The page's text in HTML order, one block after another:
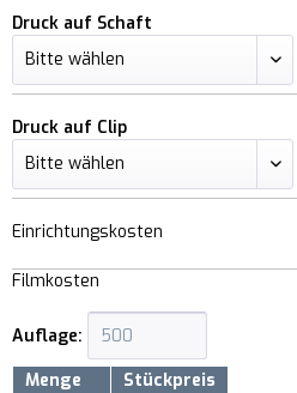
Druck auf Schaft
Druck auf Clip
Einrichtungskosten
Filmkosten
Auflage:
Menge
Stückpreis